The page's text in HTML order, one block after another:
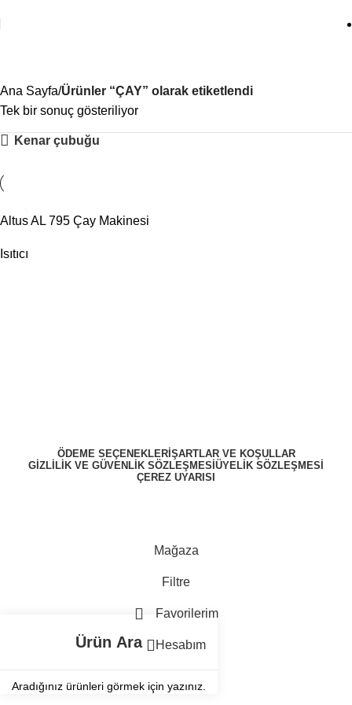
Ana Sayfa Ürünler “ÇAY” olarak etiketlendi
Tek bir sonuç gösteriliyor
Kenar çubuğu
Altus AL 795 Çay Makinesi
Isıtıcı
ÖDEME SEÇENEKLERI ŞARTLAR VE KOŞULLAR
GIZLILIK VE GÜVENLIK SÖZLEŞMESI ÜYELIK SÖZLEŞMESI
ÇEREZ UYARISI
Aradığınız ürünleri görmek için yazınız.
Mağaza
Filtre
Favorilerim
Hesabım